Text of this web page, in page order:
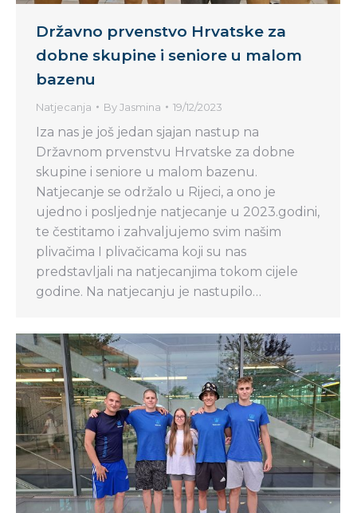
Državno prvenstvo Hrvatske za
dobne skupine i seniore u malom
bazenu
Natjecanja ByJasmina 19/12/2023
Iza nas je još jedan sjajan nastup na
Državnom prvenstvu Hrvatske za dobne
skupine i seniore u malom bazenu.
Natjecanje se održalo u Rijeci, a ono je
ujedno i posljednje natjecanje u 2023.godini,
te čestitamo i zahvaljujemo svim našim
plivačima I plivačicama koji su nas
predstavljali na natjecanjima tokom cijele
godine. Na natjecanju je nastupilo…